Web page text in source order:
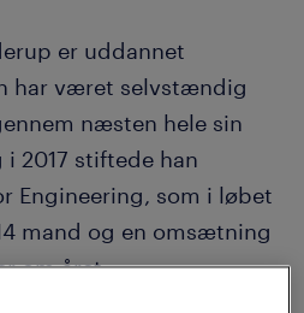
er uddannet
har været selvstændig
næsten hele sin
2017 stiftede han
Engineering, som i løbet
mand og en omsætning
om året.